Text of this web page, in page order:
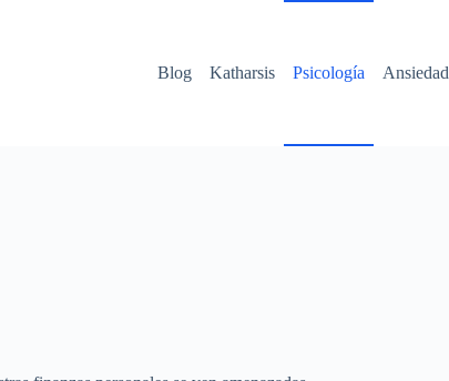
Blog
Katharsis Psicología Ansiedad